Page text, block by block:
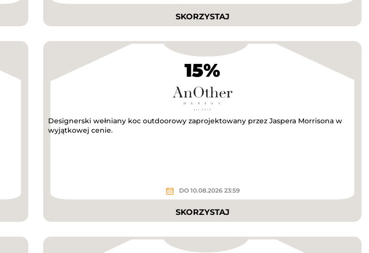
SKORZYSTAJ
15%
Designerski wełniany koc outdoorowy zaprojektowany przez Jaspera Morrisona w
wyjątkowej cenie.
DO 10.08.2026 23:59
SKORZYSTAJ